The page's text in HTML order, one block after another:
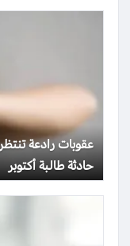
عقوبات رادعة
حادثة طالبة أكتوبر